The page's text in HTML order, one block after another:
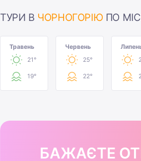
ТУРИ В ЧОРНОГОРІЮ ПО
Травень
21°
19°
Червень
25°
22°
БАЖАЄТЕ